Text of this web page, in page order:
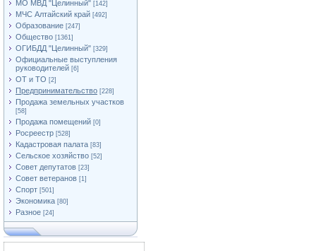
МО МВД "Целинный" [142]
МЧС Алтайский край [492]
Образование [247]
Общество [1361]
ОГИБДД "Целинный" [329]
Официальные выступления
руководителей [6]
ОТ и ТО [2]
Предпринимательство [228]
Продажа земельных участков
[58]
Продажа помещений [0]
Росреестр [528]
Кадастровая палата [83]
Сельское хозяйство [52]
Совет депутатов [23]
Совет ветеранов [1]
Спорт [501]
Экономика [80]
Разное [24]